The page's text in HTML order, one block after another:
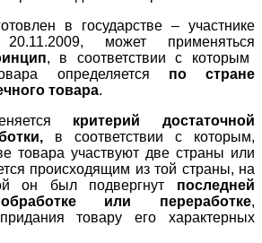
в государстве – участнике
может применяться
, в соответствии с которым
определяется по стране
товара.
критерий достаточной
в соответствии с которым,
товара участвуют две страны или
происходящим из той страны, на
он был подвергнут последней
или переработке,
товару его характерных